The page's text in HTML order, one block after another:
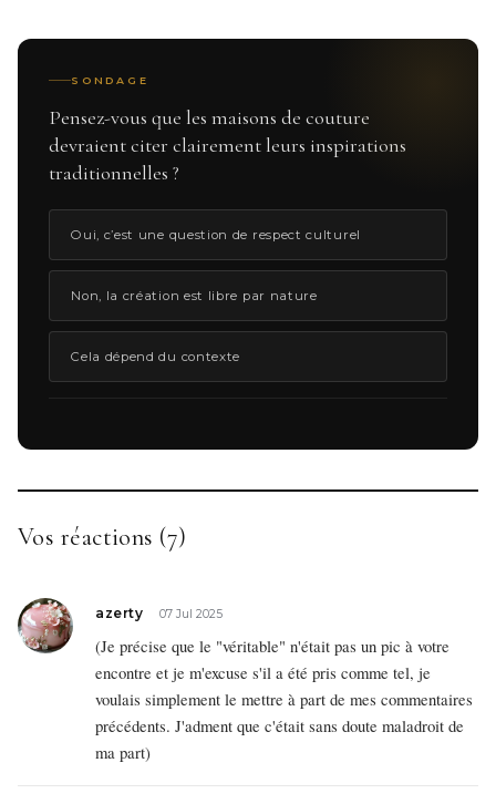
SONDAGE
Pensez-vous que les maisons de couture
devraient citer clairement leurs inspirations
traditionnelles ?
Oui, c’est une question de respect culturel
Non, la création est libre par nature
Cela dépend du contexte
Vos réactions (7)
azerty 07 Jul 2025
(Je précise que le "véritable" n'était pas un pic à votre
encontre et je m'excuse s'il a été pris comme tel, je
voulais simplement le mettre à part de mes commentaires
précédents. J'adment que c'était sans doute maladroit de
ma part)